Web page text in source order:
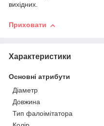
вихідних.
Приховати
Характеристики
Основні атрибути
Діаметр
Довжина
Тип фалоімітатора